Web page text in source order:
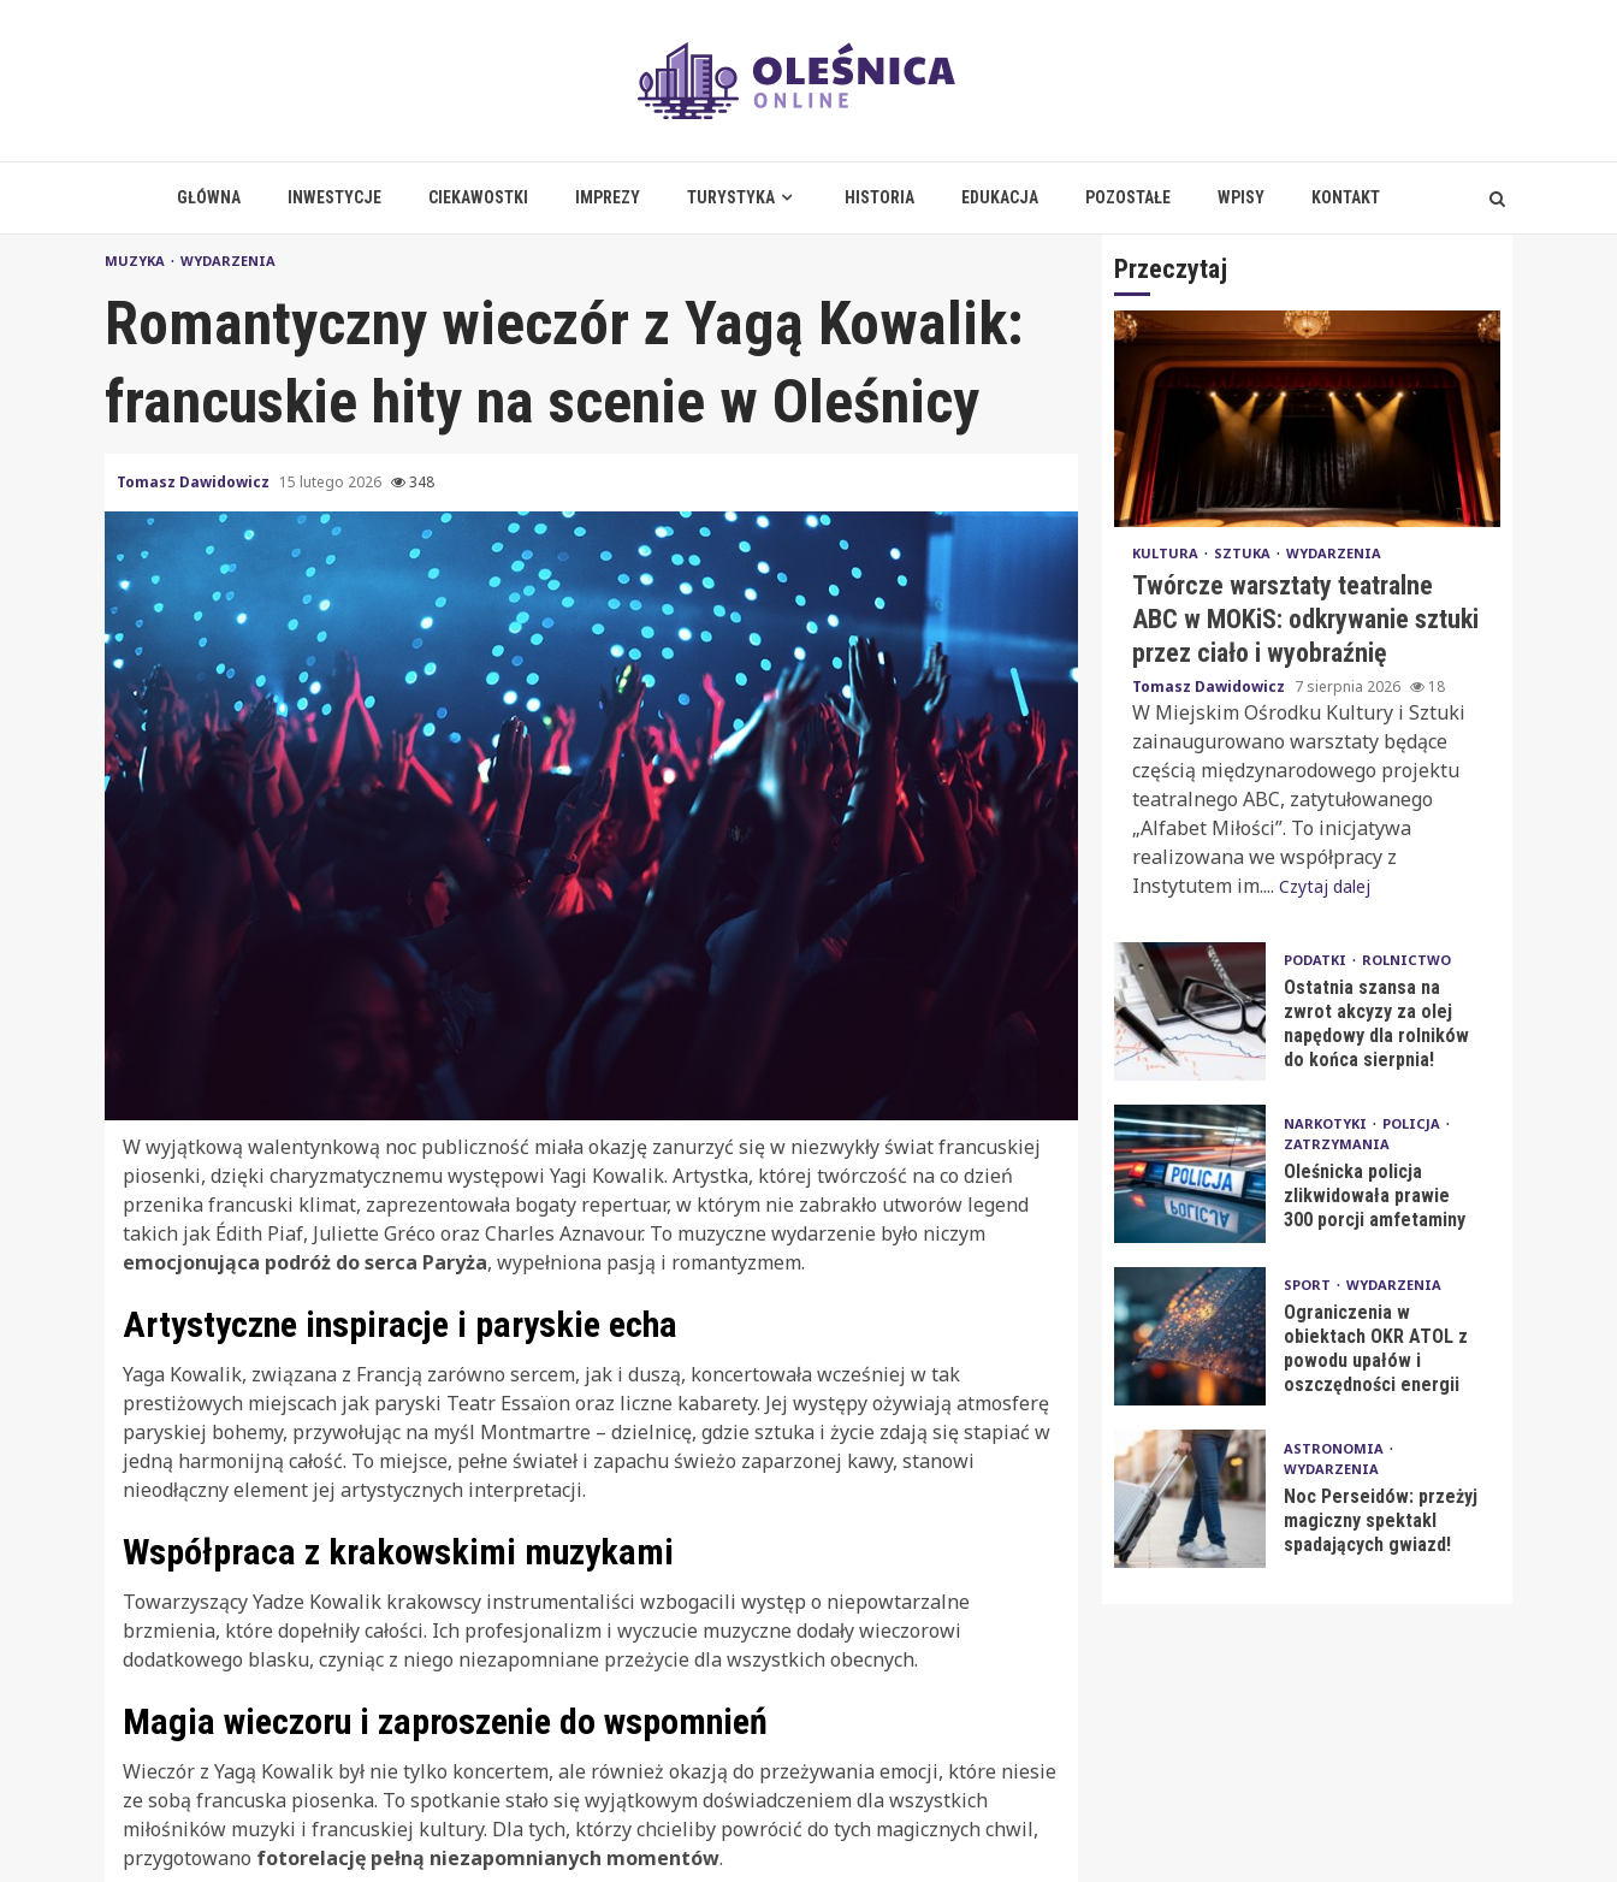
GŁÓWNA INWESTYCJE CIEKAWOSTKI IMPREZY TURYSTYKA HISTORIA EDUKACJA POZOSTAŁE WPISY KONTAKT
MUZYKA WYDARZENIA
Romantyczny wieczór z Yagą Kowalik:
francuskie hity na scenie w Oleśnicy
Tomasz Dawidowicz 15 lutego 2026 348
W wyjątkową walentynkową noc publiczność miała okazję zanurzyć się w niezwykły świat francuskiej
piosenki, dzięki charyzmatycznemu występowi Yagi Kowalik. Artystka, której twórczość na co dzień
przenika francuski klimat, zaprezentowała bogaty repertuar, w którym nie zabrakło utworów legend
takich jak Édith Piaf, Juliette Gréco oraz Charles Aznavour. To muzyczne wydarzenie było niczym
emocjonująca podróż do serca Paryża, wypełniona pasją i romantyzmem.
Artystyczne inspiracje i paryskie echa
Yaga Kowalik, związana z Francją zarówno sercem, jak i duszą, koncertowała wcześniej w tak
prestiżowych miejscach jak paryski Teatr Essaïon oraz liczne kabarety. Jej występy ożywiają atmosferę
paryskiej bohemy, przywołując na myśl Montmartre – dzielnicę, gdzie sztuka i życie zdają się stapiać w
jedną harmonijną całość. To miejsce, pełne świateł i zapachu świeżo zaparzonej kawy, stanowi
nieodłączny element jej artystycznych interpretacji.
Współpraca z krakowskimi muzykami
Towarzyszący Yadze Kowalik krakowscy instrumentaliści wzbogacili występ o niepowtarzalne
brzmienia, które dopełniły całości. Ich profesjonalizm i wyczucie muzyczne dodały wieczorowi
dodatkowego blasku, czyniąc z niego niezapomniane przeżycie dla wszystkich obecnych.
Magia wieczoru i zaproszenie do wspomnień
Wieczór z Yagą Kowalik był nie tylko koncertem, ale również okazją do przeżywania emocji, które niesie
ze sobą francuska piosenka. To spotkanie stało się wyjątkowym doświadczeniem dla wszystkich
miłośników muzyki i francuskiej kultury. Dla tych, którzy chcieliby powrócić do tych magicznych chwil,
przygotowano fotorelację pełną niezapomnianych momentów.
Przeczytaj
KULTURA SZTUKA WYDARZENIA
Twórcze warsztaty teatralne
ABC w MOKiS: odkrywanie sztuki
przez ciało i wyobraźnię
Tomasz Dawidowicz 7 sierpnia 2026 18
W Miejskim Ośrodku Kultury i Sztuki
zainaugurowano warsztaty będące
częścią międzynarodowego projektu
teatralnego ABC, zatytułowanego
„Alfabet Miłości”. To inicjatywa
realizowana we współpracy z
Instytutem im.... Czytaj dalej
PODATKI ROLNICTWO
Ostatnia szansa na
zwrot akcyzy za olej
napędowy dla rolników
do końca sierpnia!
NARKOTYKI
POLICJA
ZATRZYMANIA
Oleśnicka policja
zlikwidowała prawie
300 porcji amfetaminy
SPORT WYDARZENIA
Ograniczenia w
obiektach OKR ATOL z
powodu upałów i
oszczędności energii
ASTRONOMIA
WYDARZENIA
Noc Perseidów: przeżyj
magiczny spektakl
spadających gwiazd!